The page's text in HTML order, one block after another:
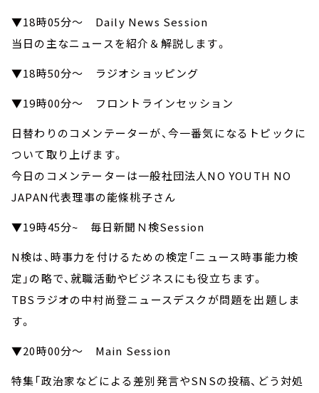
▼18時05分～ Daily News Session
当日の主なニュースを紹介＆解説します。
▼18時50分～ ラジオショッピング
▼19時00分～ フロントラインセッション
日替わりのコメンテーターが、今一番気になるトピックに
ついて取り上げます。
今日のコメンテーターは一般社団法人NO YOUTH NO
JAPAN代表理事の能條桃子さん
▼19時45分~ 毎日新聞Ｎ検Session
N検は、時事力を付けるための検定「ニュース時事能力検
定」の略で、就職活動やビジネスにも役立ちます。
TBSラジオの中村尚登ニュースデスクが問題を出題しま
す。
▼20時00分～ Main Session
特集「政治家などによる差別発言やSNSの投稿、どう対処